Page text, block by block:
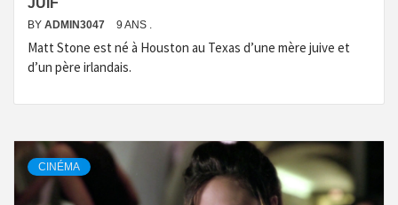
JUIF
BY ADMIN3047 9 ANS .
Matt Stone est né à Houston au Texas d’une mère juive et
d’un père irlandais.
CINÉMA